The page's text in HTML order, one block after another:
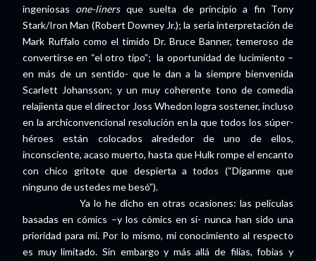
ingeniosas one-linersque suelta de principio a fin Tony
Stark/Iron Man (Robert Downey Jr.); la seria interpretación de
Mark Ruffalo como el tímido Dr. Bruce Banner, temeroso de
convertirse en “el otro tipo”; la oportunidad de lucimiento –
en más de un sentido- que le dan a la siempre bienvenida
Scarlett Johansson; y un muy coherente tono de comedia
relajienta que el director Joss Whedon logra sostener, incluso
en la archiconvencional resolución en la que todos los súper-
héroes están colocados alrededor de uno de ellos,
inconsciente, acaso muerto, hasta que Hulk rompe el encanto
con chico gritote que despierta a todos (“Díganme que
ninguno de ustedes me besó”).
Ya lo he dicho en otras ocasiones: las películas
basadas en cómics –y los cómics en sí- nunca han sido una
prioridad para mí. Por lo mismo, mi conocimiento al respecto
es muy limitado. Sin embargo y más allá de filias, fobias y